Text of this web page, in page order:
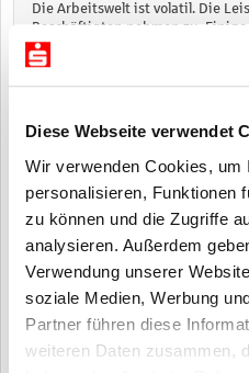
Diese Webseite verwendet
Wir verwenden Cookies, um
personalisieren, Funktionen
zu können und die Zugriffe
analysieren. Außerdem
Verwendung unserer
soziale Medien, Werbung
Partner führen diese
weiteren Daten zusammen,
Die Arbeitswelt ist volatil. Die
Beschäftigten nehmen zu.
beschleunigenden Entwicklung
Sie stellt dies mitunter eine
Unser neues Seminar behandelt
taktische Hinweise für die
Beendigungsverhandlungen aus
Termin Dauer Ort
Preis
Grundlagen der
der Beschäftigten sowie bei der